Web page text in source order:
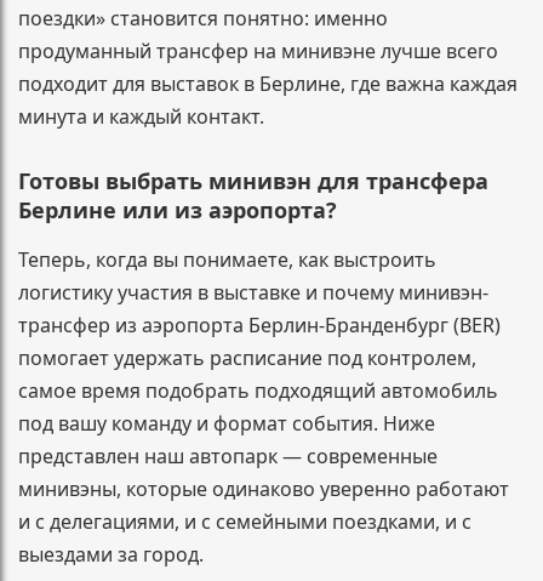
поездки» становится понятно: именно
продуманный трансфер на минивэне лучше всего
подходит для выставок в Берлине, где важна каждая
минута и каждый контакт.
Готовы выбрать минивэн для трансфера
Берлине или из аэропорта?
Теперь, когда вы понимаете, как выстроить
логистику участия в выставке и почему минивэн-
трансфер из аэропорта Берлин-Бранденбург (BER)
помогает удержать расписание под контролем,
самое время подобрать подходящий автомобиль
под вашу команду и формат события. Ниже
представлен наш автопарк — современные
минивэны, которые одинаково уверенно работают
и с делегациями, и с семейными поездками, и с
выездами за город.